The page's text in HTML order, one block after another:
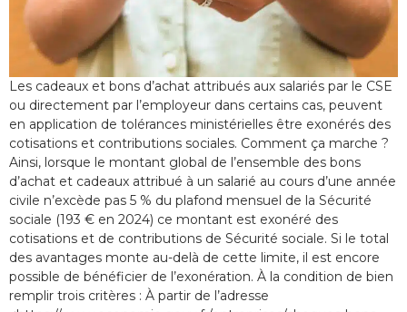
Les cadeaux et bons d’achat attribués aux salariés par le CSE
ou directement par l’employeur dans certains cas, peuvent
en application de tolérances ministérielles être exonérés des
cotisations et contributions sociales. Comment ça marche ?
Ainsi, lorsque le montant global de l’ensemble des bons
d’achat et cadeaux attribué à un salarié au cours d’une année
civile n’excède pas 5 % du plafond mensuel de la Sécurité
sociale (193 € en 2024) ce montant est exonéré des
cotisations et de contributions de Sécurité sociale. Si le total
des avantages monte au-delà de cette limite, il est encore
possible de bénéficier de l’exonération. À la condition de bien
remplir trois critères : À partir de l’adresse